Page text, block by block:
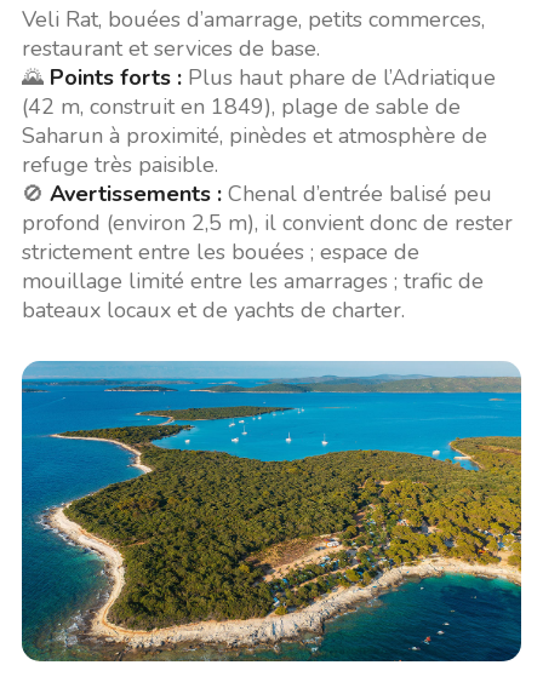
Veli Rat, bouées d’amarrage, petits commerces,
restaurant et services de base.
🌄 Points forts :Plus haut phare de l’Adriatique
(42 m, construit en 1849), plage de sable de
Saharun à proximité, pinèdes et atmosphère de
refuge très paisible.
🚫 Avertissements :Chenal d’entrée balisé peu
profond (environ 2,5 m), il convient donc de rester
strictement entre les bouées ; espace de
mouillage limité entre les amarrages ; trafic de
bateaux locaux et de yachts de charter.